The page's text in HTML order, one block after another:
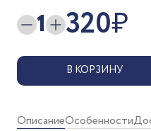
1 320₽
В КОРЗИНУ
ОписаниеОсобенности